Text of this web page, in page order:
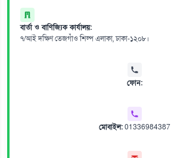
বার্তা ও বাণিজ্যিক কার্যালয়:
৭/আই দক্ষিণ তেজগাঁও শিল্প এলাকা, ঢাকা-১২০৮।
ফোন:
মোবাইল:01336984387